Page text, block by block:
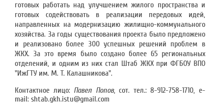
готовых работать над улучшением жилого пространства и
готовых содействовать в реализации передовых идей,
направленных на модернизацию жилищно-коммунального
хозяйства. За годы существования проекта было предложено
и реализовано более 300 успешных решений проблем в
ЖКХ. За это время было создано более 65 региональных
отделений, и одним из них стал Штаб ЖКХ при ФГБОУ ВПО
"ИжГТУ им. М. Т. Калашникова".
Контактное лицо: Павел Попов, сот. тел.: 8-912-758-1710, e-
mail: shtab.gkh.istu@gmail.com